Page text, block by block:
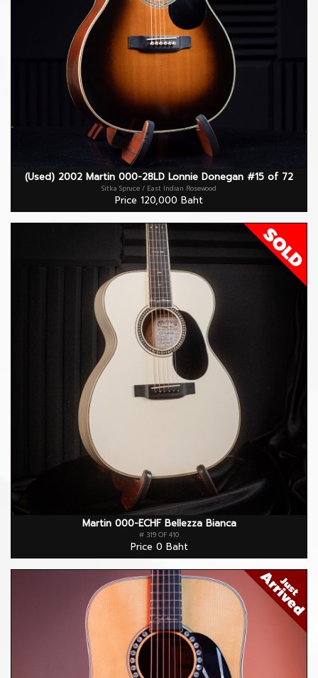
(Used) 2002 Martin 000-28LD Lonnie Donegan #15 of 72
Sitka Spruce / East Indian Rosewood
Price 120,000 Baht
Martin 000-ECHF Bellezza Bianca
# 319 OF 410
Price 0 Baht